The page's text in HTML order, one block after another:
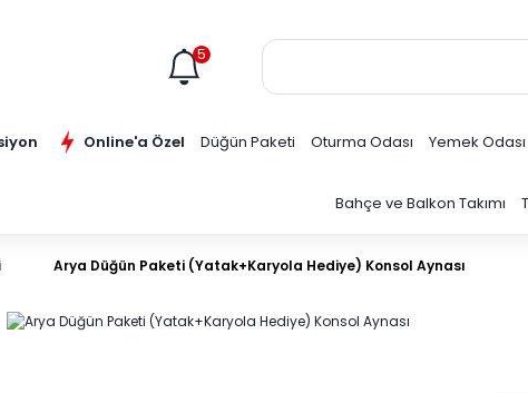
5
Online'a Özel Düğün Paketi Oturma Odası Yemek Odası
Bahçe ve Balkon Takımı
Arya Düğün Paketi (Yatak+Karyola Hediye) Konsol Aynası